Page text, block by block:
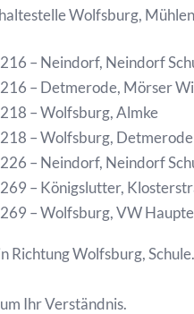
Wolfsburg,
– Neindorf, Neindorf
– Detmerode, Mörser
– Wolfsburg, Almke
– Wolfsburg, Detmerode
– Neindorf, Neindorf
– Königslutter,
– Wolfsburg, VW
Richtung Wolfsburg, Schule.
Ihr Verständnis.